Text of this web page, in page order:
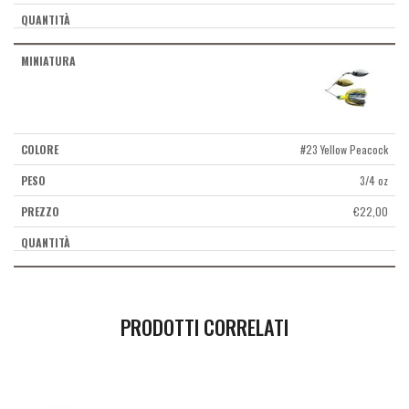
#23 Yellow Peacock
3/4 oz
€22,00
PRODOTTI CORRELATI